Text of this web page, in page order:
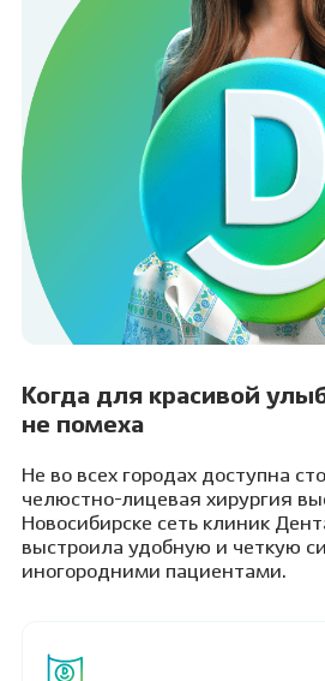
Когда для красивой
не помеха
Не во всех городах доступна
челюстно-лицевая хирургия
Новосибирске сеть клиник
выстроила удобную и четкую
иногородними пациентами.